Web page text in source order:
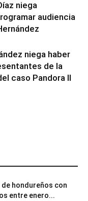
niega
audiencia
niega haber
de la
caso Pandora II
hondureños con
entre enero...